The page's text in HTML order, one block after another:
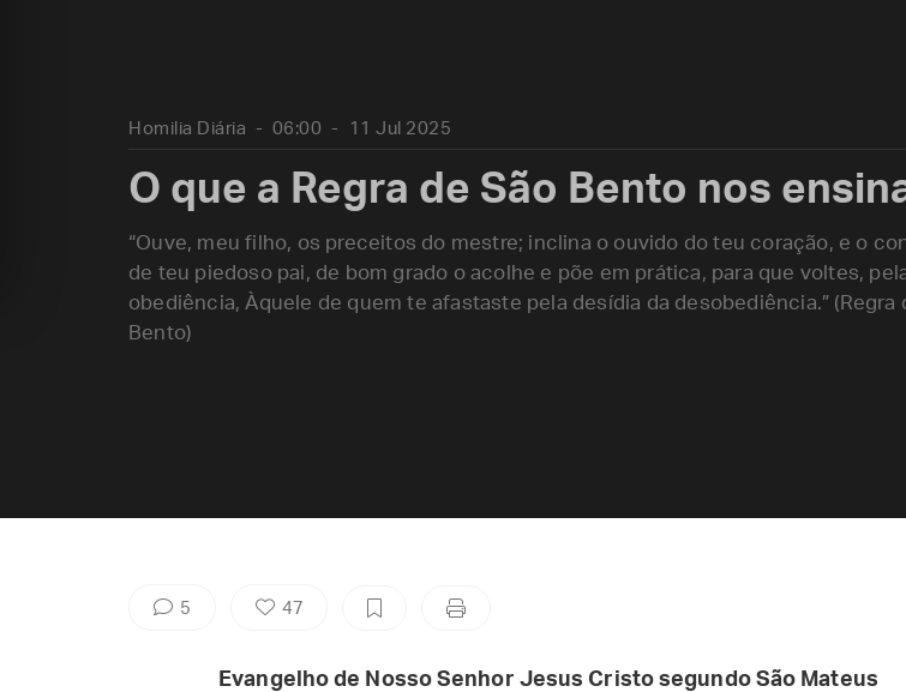
Homilia Diária 06:00 11 Jul 2025
O que a Regra de São Bento nos
“Ouve, meu filho, os preceitos do mestre; inclina o ouvido do teu coração, e o
de teu piedoso pai, de bom grado o acolhe e põe em prática, para que voltes,
obediência, Àquele de quem te afastaste pela desídia da desobediência.” (Regra
Bento)
5 47
Evangelho de Nosso Senhor Jesus Cristo segundo São Mateus